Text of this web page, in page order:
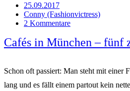
25.09.2017
Conny (Fashionvictress)
2 Kommentare
Cafés in München – fünf
Schon oft passiert: Man steht mit einer
lang und es fällt einem partout kein